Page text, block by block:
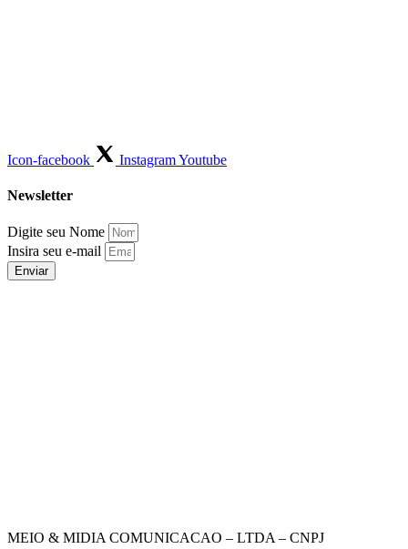
Icon-facebook InstagramYoutube
Newsletter
Digite seu Nome
Insira seu e-mail
Enviar
MEIO & MIDIA COMUNICACAO – LTDA – CNPJ